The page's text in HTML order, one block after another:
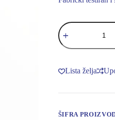
TURBO
SET
ULOZAK
O2
količina
Lista želja
ŠIFRA